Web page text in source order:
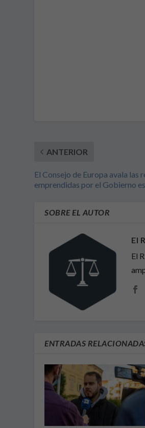
ANTERIOR
El Consejo de Europa avala las
emprendidas por el Gobierno
SOBRE EL AUTOR
El
El
ENTRADAS